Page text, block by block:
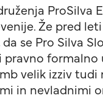
ProSilva
Že pred
se Pro Silva
velik izziv
in nevladnimi